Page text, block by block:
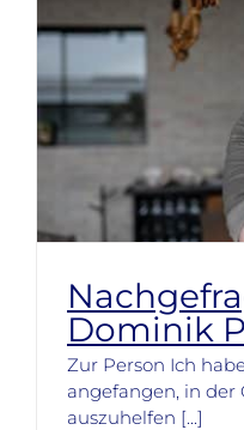
Dominik
Zur Person Ich
angefangen, in der
auszuhelfen [...]